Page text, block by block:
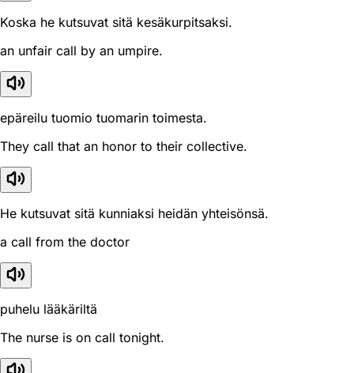
Koska he kutsuvat sitä kesäkurpitsaksi.
an unfair call by an umpire.
epäreilu tuomio tuomarin toimesta.
They call that an honor to their collective.
He kutsuvat sitä kunniaksi heidän yhteisönsä.
a call from the doctor
puhelu lääkäriltä
The nurse is on call tonight.